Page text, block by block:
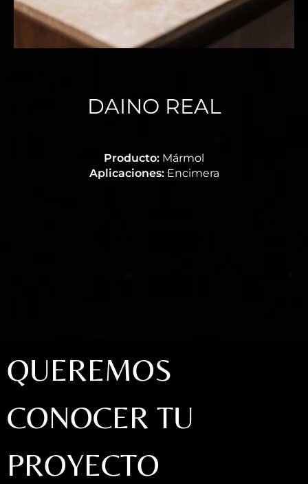
DAINO REAL
Producto: Mármol
Aplicaciones: Encimera
QUEREMOS
CONOCER TU
PROYECTO